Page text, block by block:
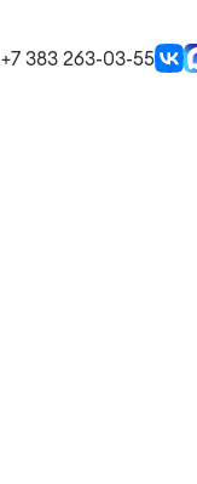
+7 383 263-03-55